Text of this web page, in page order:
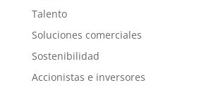
Talento
Soluciones comerciales
Sostenibilidad
Accionistas e inversores